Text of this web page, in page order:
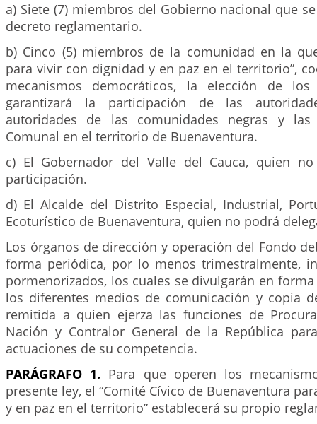
a) Siete (7) miembros del Gobierno nacional que
decreto reglamentario.
b) Cinco (5) miembros de la comunidad en la
para vivir con dignidad y en paz en el territorio”,
mecanismos democráticos, la elección de
garantizará la participación de las
autoridades de las comunidades negras y las
Comunal en el territorio de Buenaventura.
c) El Gobernador del Valle del Cauca, quien
participación.
d) El Alcalde del Distrito Especial, Industrial,
Ecoturístico de Buenaventura, quien no podrá
Los órganos de dirección y operación del Fondo
forma periódica, por lo menos trimestralmente,
pormenorizados, los cuales se divulgarán en
los diferentes medios de comunicación y copia
remitida a quien ejerza las funciones de
Nación y Contralor General de la República
actuaciones de su competencia.
PARÁGRAFO 1. Para que operen los
presente ley, el “Comité Cívico de Buenaventura
y en paz en el territorio” establecerá su propio